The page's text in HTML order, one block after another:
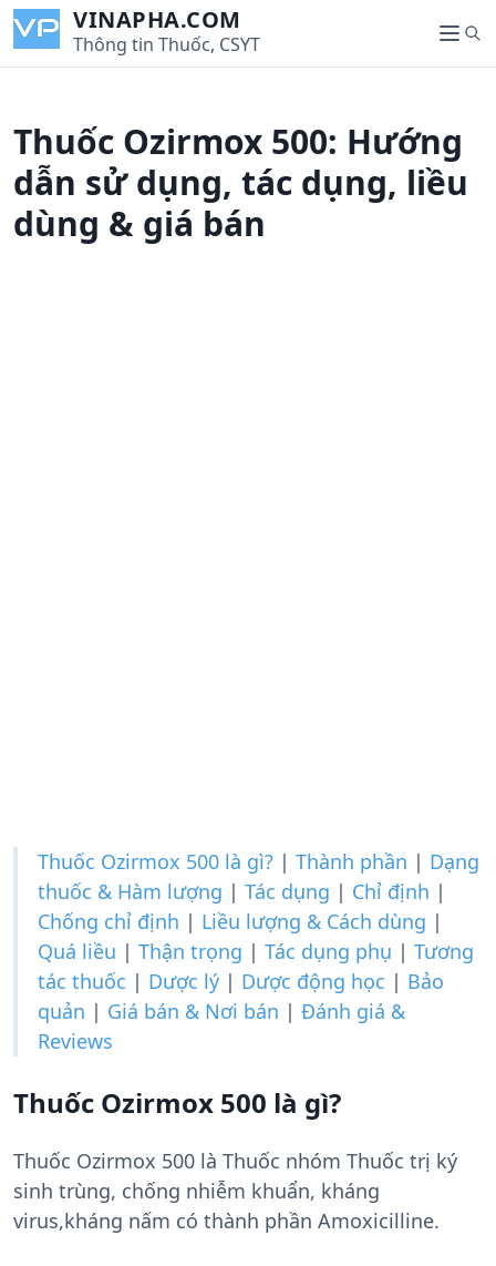
i
VINAPHA.COM
Thông tin Thuốc, CSYT
M
e
S
e
Thuốc Ozirmox 500: Hướng
dẫn sử dụng, tác dụng, liều
dùng & giá bán
Thuốc Ozirmox 500 là gì? | Thành phần | Dạng
thuốc & Hàm lượng | Tác dụng | Chỉ định |
Chống chỉ định | Liều lượng & Cách dùng |
Quá liều | Thận trọng | Tác dụng phụ | Tương
tác thuốc | Dược lý | Dược động học | Bảo
quản | Giá bán & Nơi bán | Đánh giá &
Reviews
Thuốc Ozirmox 500 là gì?
Thuốc Ozirmox 500 là Thuốc nhóm Thuốc trị ký
sinh trùng, chống nhiễm khuẩn, kháng
virus,kháng nấm có thành phần Amoxicilline.